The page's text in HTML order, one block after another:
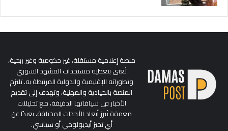
منصة إعلامية مستقلة، غير حكومية وغير ربحية،
تُعنى بتغطية مستجدات المشهد السوري
وتطوراته الإقليمية والدولية المرتبطة به. تلتزم
المنصة بالحيادية والمهنية، وتهدف إلى تقديم
الأخبار في سياقاتها الدقيقة، مع تحليلات
معمقة تُبرز أبعاد الأحداث المختلفة، بعيدًا عن
أي تحيز أيديولوجي أو سياسي.